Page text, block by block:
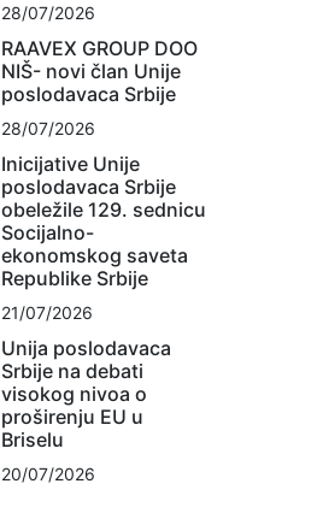
28/07/2026
RAAVEX GROUP DOO
NIŠ- novi član Unije
poslodavaca Srbije
28/07/2026
Inicijative Unije
poslodavaca Srbije
obeležile 129. sednicu
Socijalno-
ekonomskog saveta
Republike Srbije
21/07/2026
Unija poslodavaca
Srbije na debati
visokog nivoa o
proširenju EU u
Briselu
20/07/2026